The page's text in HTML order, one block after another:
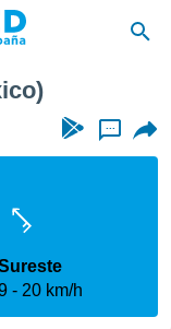
...
20 km/h